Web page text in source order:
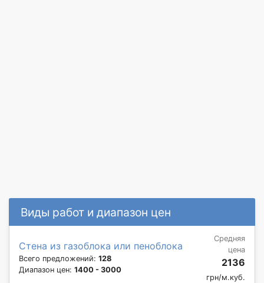
Виды работ и диапазон цен
Стена из газоблока или пеноблока
Всего предложений: 128
Диапазон цен: 1400 - 3000
Средняя
цена
2136
грн/м.куб.